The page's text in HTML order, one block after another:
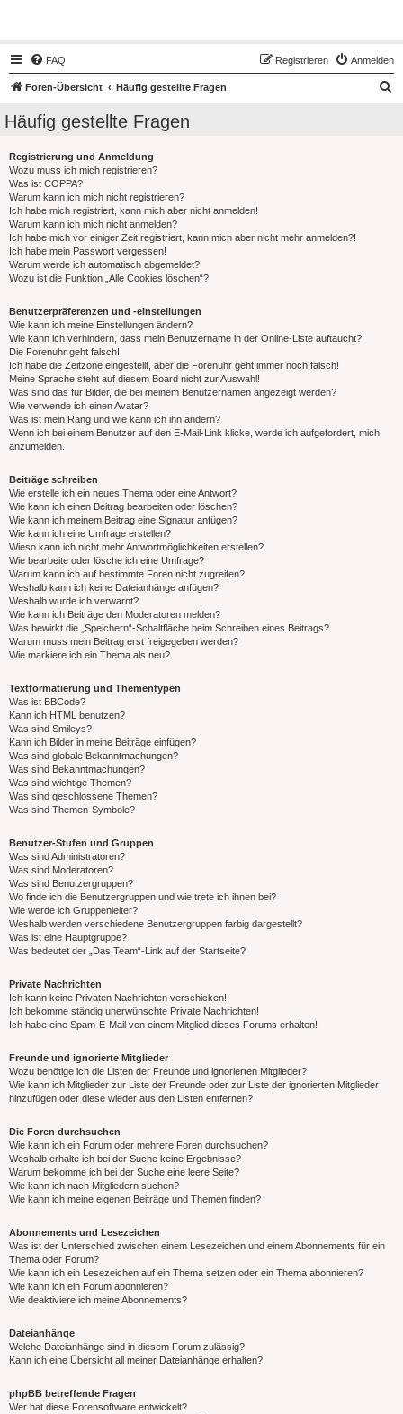
FAQ Anmelden
Registrieren
Foren-Übersicht Häufig gestellte Fragen
Häufig gestellte Fragen
Registrierung und Anmeldung
Wozu muss ich mich registrieren?
Was ist COPPA?
Warum kann ich mich nicht registrieren?
Ich habe mich registriert, kann mich aber nicht anmelden!
Warum kann ich mich nicht anmelden?
Ich habe mich vor einiger Zeit registriert, kann mich aber nicht mehr anmelden?!
Ich habe mein Passwort vergessen!
Warum werde ich automatisch abgemeldet?
Wozu ist die Funktion „Alle Cookies löschen“?
Benutzerpräferenzen und -einstellungen
Wie kann ich meine Einstellungen ändern?
Wie kann ich verhindern, dass mein Benutzername in der Online-Liste auftaucht?
Die Forenuhr geht falsch!
Ich habe die Zeitzone eingestellt, aber die Forenuhr geht immer noch falsch!
Meine Sprache steht auf diesem Board nicht zur Auswahl!
Was sind das für Bilder, die bei meinem Benutzernamen angezeigt werden?
Wie verwende ich einen Avatar?
Was ist mein Rang und wie kann ich ihn ändern?
Wenn ich bei einem Benutzer auf den E-Mail-Link klicke, werde ich aufgefordert, mich
anzumelden.
Beiträge schreiben
Wie erstelle ich ein neues Thema oder eine Antwort?
Wie kann ich einen Beitrag bearbeiten oder löschen?
Wie kann ich meinem Beitrag eine Signatur anfügen?
Wie kann ich eine Umfrage erstellen?
Wieso kann ich nicht mehr Antwortmöglichkeiten erstellen?
Wie bearbeite oder lösche ich eine Umfrage?
Warum kann ich auf bestimmte Foren nicht zugreifen?
Weshalb kann ich keine Dateianhänge anfügen?
Weshalb wurde ich verwarnt?
Wie kann ich Beiträge den Moderatoren melden?
Was bewirkt die „Speichern“-Schaltfläche beim Schreiben eines Beitrags?
Warum muss mein Beitrag erst freigegeben werden?
Wie markiere ich ein Thema als neu?
Textformatierung und Thementypen
Was ist BBCode?
Kann ich HTML benutzen?
Was sind Smileys?
Kann ich Bilder in meine Beiträge einfügen?
Was sind globale Bekanntmachungen?
Was sind Bekanntmachungen?
Was sind wichtige Themen?
Was sind geschlossene Themen?
Was sind Themen-Symbole?
Benutzer-Stufen und Gruppen
Was sind Administratoren?
Was sind Moderatoren?
Was sind Benutzergruppen?
Wo finde ich die Benutzergruppen und wie trete ich ihnen bei?
Wie werde ich Gruppenleiter?
Weshalb werden verschiedene Benutzergruppen farbig dargestellt?
Was ist eine Hauptgruppe?
Was bedeutet der „Das Team“-Link auf der Startseite?
Private Nachrichten
Ich kann keine Privaten Nachrichten verschicken!
Ich bekomme ständig unerwünschte Private Nachrichten!
Ich habe eine Spam-E-Mail von einem Mitglied dieses Forums erhalten!
Freunde und ignorierte Mitglieder
Wozu benötige ich die Listen der Freunde und ignorierten Mitglieder?
Wie kann ich Mitglieder zur Liste der Freunde oder zur Liste der ignorierten Mitglieder
hinzufügen oder diese wieder aus den Listen entfernen?
Die Foren durchsuchen
Wie kann ich ein Forum oder mehrere Foren durchsuchen?
Weshalb erhalte ich bei der Suche keine Ergebnisse?
Warum bekomme ich bei der Suche eine leere Seite?
Wie kann ich nach Mitgliedern suchen?
Wie kann ich meine eigenen Beiträge und Themen finden?
Abonnements und Lesezeichen
Was ist der Unterschied zwischen einem Lesezeichen und einem Abonnements für ein
Thema oder Forum?
Wie kann ich ein Lesezeichen auf ein Thema setzen oder ein Thema abonnieren?
Wie kann ich ein Forum abonnieren?
Wie deaktiviere ich meine Abonnements?
Dateianhänge
Welche Dateianhänge sind in diesem Forum zulässig?
Kann ich eine Übersicht all meiner Dateianhänge erhalten?
phpBB betreffende Fragen
Wer hat diese Forensoftware entwickelt?